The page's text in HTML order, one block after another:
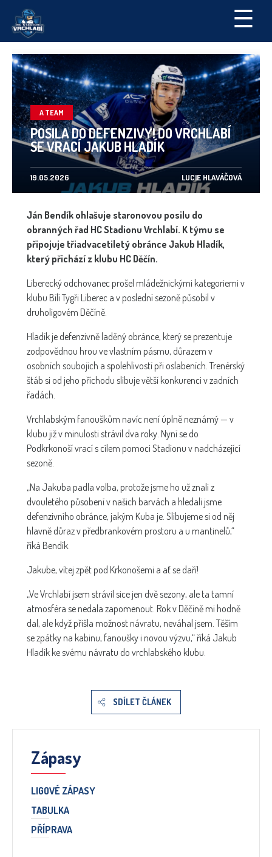
☰
A TEAM
POSILA DO DEFENZIVY! DO VRCHLABÍ
SE VRACÍ JAKUB HLADÍK
19.05.2026 LUCIE HLAVÁČOVÁ
Ján Bendík ohlašuje staronovou posilu do
obranných řad HC Stadionu Vrchlabí. K týmu se
připojuje třiadvacetiletý obránce Jakub Hladík,
který přichází z klubu HC Děčín.
Liberecký odchovanec prošel mládežnickými kategoriemi v
klubu Bílí Tygři Liberec a v poslední sezoně působil v
druholigovém Děčíně.
Hladík je defenzivně laděný obránce, který se prezentuje
zodpovědnou hrou ve vlastním pásmu, důrazem v
osobních soubojích a spolehlivostí při oslabeních. Trenérský
štáb si od jeho příchodu slibuje větší konkurenci v zadních
řadách.
Vrchlabským fanouškům navíc není úplně neznámý — v
klubu již v minulosti strávil dva roky. Nyní se do
Podkrkonoší vrací s cílem pomoci Stadionu v nadcházející
sezoně.
„Na Jakuba padla volba, protože jsme ho už znali z
dvouletého působení v našich barvách a hledali jsme
defenzivního obránce, jakým Kuba je. Slibujeme si od něj
hlavně důraz v předbrankovém prostoru a u mantinelů,“
říká Bendík.
Jakube, vítej zpět pod Krkonošemi a ať se daří!
„Ve Vrchlabí jsem strávil sice jen dvě sezony, ale ta tamní
atmosféra se nedala zapomenout. Rok v Děčíně mi hodně
dal, ale když přišla možnost návratu, neváhal jsem. Těším
se zpátky na kabinu, fanoušky i novou výzvu,“ říká Jakub
Hladík ke svému návratu do vrchlabského klubu.
SDÍLET ČLÁNEK
Zápasy
LIGOVÉ ZÁPASY
TABULKA
PŘÍPRAVA